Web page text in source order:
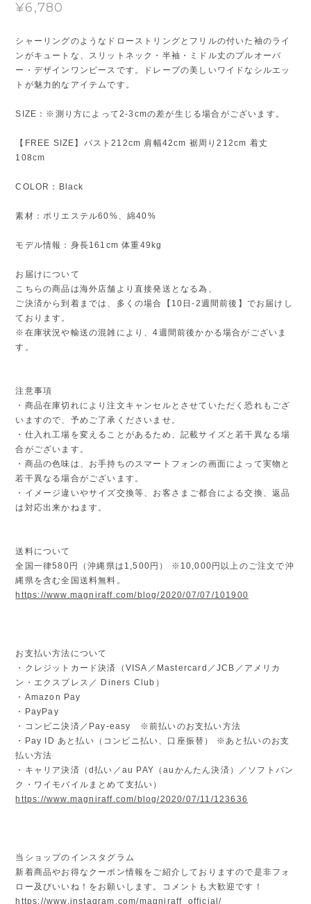
¥6,780
シャーリングのようなドローストリングとフリルの付いた袖のライ
ンがキュートな、スリットネック・半袖・ミドル丈のプルオーバ
ー・デザインワンピースです。ドレープの美しいワイドなシルエッ
トが魅力的なアイテムです。
SIZE：※測り方によって2-3cmの差が生じる場合がございます。
【FREE SIZE】バスト212cm 肩幅42cm 裾周り212cm 着丈
108cm
COLOR：Black
素材：ポリエステル60%、綿40%
モデル情報：身長161cm 体重49kg
お届けについて
こちらの商品は海外店舗より直接発送となる為、
ご決済から到着までは、多くの場合【10日-2週間前後】でお届けし
ております。
※在庫状況や輸送の混雑により、4週間前後かかる場合がございま
す。
注意事項
・商品在庫切れにより注文キャンセルとさせていただく恐れもござ
いますので、予めご了承くださいませ。
・仕入れ工場を変えることがあるため、記載サイズと若干異なる場
合がございます。
・商品の色味は、お手持ちのスマートフォンの画面によって実物と
若干異なる場合がございます。
・イメージ違いやサイズ交換等、お客さまご都合による交換、返品
は対応出来かねます。
送料について
全国一律580円（沖縄県は1,500円） ※10,000円以上のご注文で沖
縄県を含む全国送料無料。
https://www.magniraff.com/blog/2020/07/07/101900
お支払い方法について
・クレジットカード決済（VISA／Mastercard／JCB／アメリカ
ン・エクスプレス／ Diners Club）
・Amazon Pay
・PayPay
・コンビニ決済／Pay-easy ※前払いのお支払い方法
・Pay ID あと払い（コンビニ払い、口座振替） ※あと払いのお支
払い方法
・キャリア決済（d払い／au PAY（auかんたん決済）／ソフトバン
ク・ワイモバイルまとめて支払い）
https://www.magniraff.com/blog/2020/07/11/123636
当ショップのインスタグラム
新着商品やお得なクーポン情報をご紹介しておりますので是非フォ
ロー及びいいね！をお願いします。コメントも大歓迎です！
https://www.instagram.com/magniraff_official/